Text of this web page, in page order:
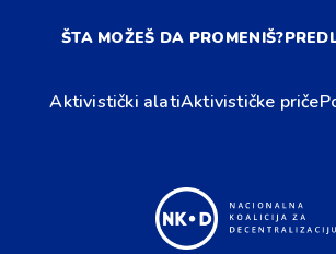
ŠTA MOŽEŠ DA PROMENIŠ?
Aktivistički alatiAktivističke priče